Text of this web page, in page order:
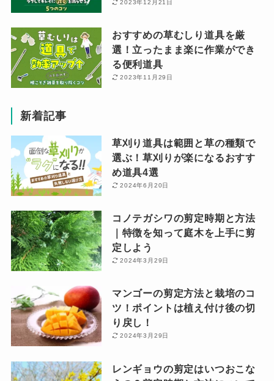
2023年12月21日
おすすめの草むしり道具を厳
選！立ったまま楽に作業ができ
る便利道具
2023年11月29日
新着記事
草刈り道具は範囲と草の種類で
選ぶ！草刈りが楽になるおすす
め道具4選
2024年6月20日
コノテガシワの剪定時期と方法
｜特徴を知って庭木を上手に剪
定しよう
2024年3月29日
マンゴーの剪定方法と栽培のコ
ツ！ポイントは植え付け後の切
り戻し！
2024年3月29日
レンギョウの剪定はいつおこな